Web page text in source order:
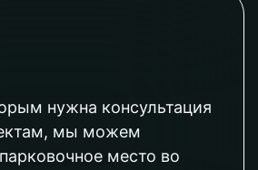
нужна консультация
мы можем
место во